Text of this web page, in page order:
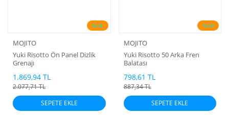
%10
MOJITO
Yuki Risotto Ön Panel Dizlik
Grenajı
1.869,94 TL
2.077,71 TL
SEPETE EKLE
%10
MOJITO
Yuki Risotto 50 Arka Fren
Balatası
798,61 TL
887,34 TL
SEPETE EKLE